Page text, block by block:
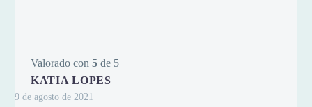
Valorado con 5 de 5
KATIA LOPES
9 de agosto de 2021